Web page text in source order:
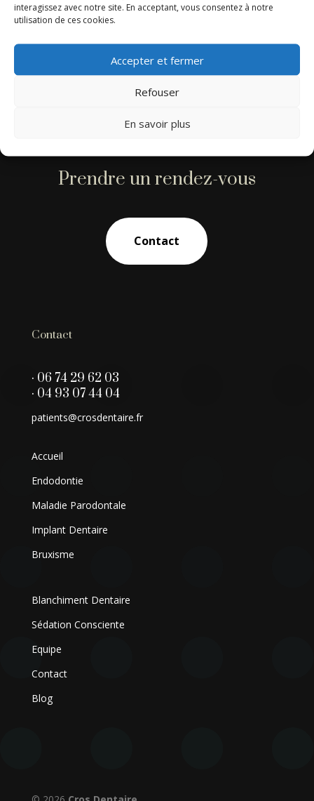
interagissez avec notre site. En acceptant, vous consentez à notre
utilisation de ces cookies.
Accepter et fermer
Refouser
En savoir plus
Informations générales
L’endodontie
Prendre un rendez-vous
Contact
Contact
· 06 74 29 62 03
· 04 93 07 44 04
patients@crosdentaire.fr
Accueil
Endodontie
Maladie Parodontale
Implant Dentaire
Bruxisme
Blanchiment Dentaire
Sédation Consciente
Equipe
Contact
Blog